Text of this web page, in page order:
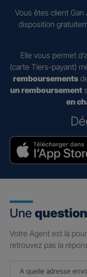
Vous êtes client
disposition
Elle vous permet
(carte Tiers-payant)
remboursements
un remboursement
en
Une
Votre Agent est là
retrouvez pas la
A quelle adresse